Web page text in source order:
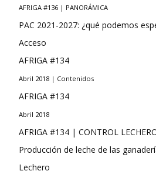
AFRIGA #136 | PANORÁMICA
PAC 2021-2027: ¿qué podemos
Acceso
AFRIGA #134
Abril 2018 | Contenidos
AFRIGA #134
Abril 2018
AFRIGA #134 | CONTROL
Producción de leche de las
Lechero